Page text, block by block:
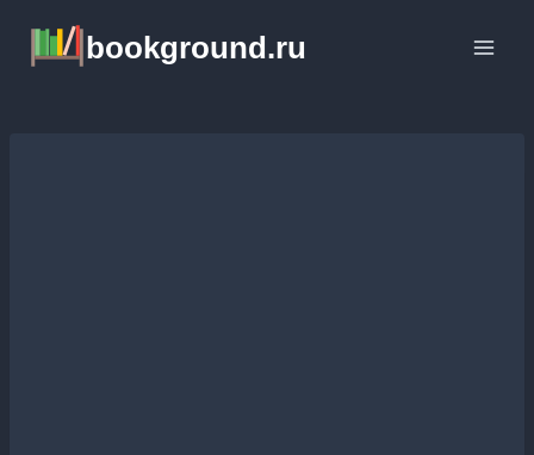
содержимому
bookground.ru